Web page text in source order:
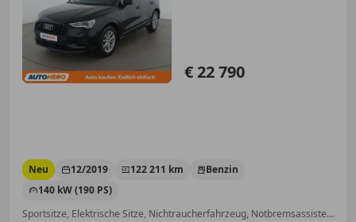
€ 22 790
Neu 12/2019 122 211 km
Benzin
140 kW (190 PS)
Sportsitze, Elektrische Sitze, Nichtraucherfahrzeug, Notbremsassistent, Volldigitales Kombiinstrument, LED-Scheinwerfer, Einparkhilfe Rückfahrkamera, Abstandstempomat